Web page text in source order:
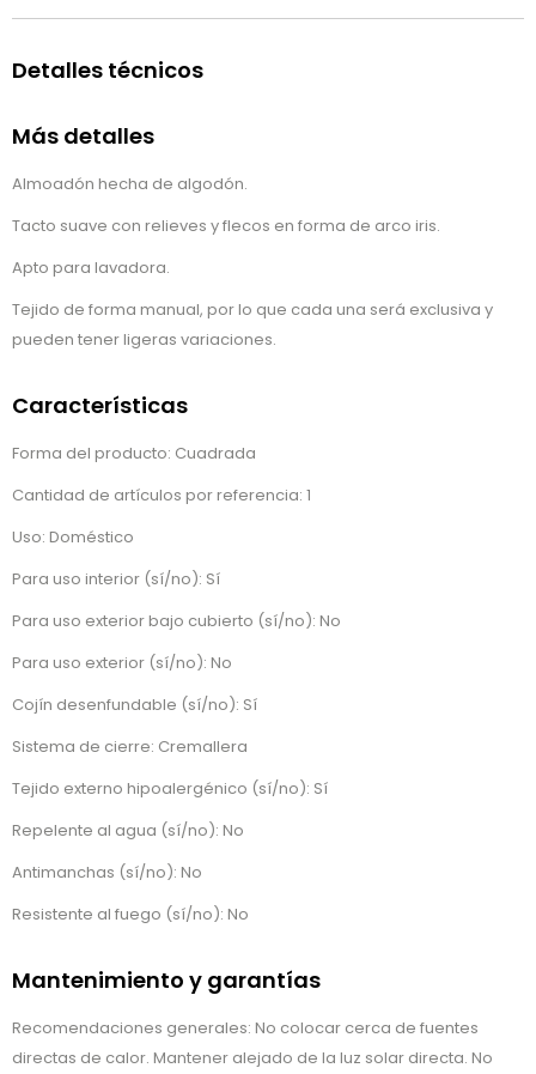
Detalles técnicos
Más detalles
Almoadón hecha de algodón.
Tacto suave con relieves y flecos en forma de arco iris.
Apto para lavadora.
Tejido de forma manual, por lo que cada una será exclusiva y
pueden tener ligeras variaciones.
Características
Forma del producto: Cuadrada
Cantidad de artículos por referencia: 1
Uso: Doméstico
Para uso interior (sí/no): Sí
Para uso exterior bajo cubierto (sí/no): No
Para uso exterior (sí/no): No
Cojín desenfundable (sí/no): Sí
Sistema de cierre: Cremallera
Tejido externo hipoalergénico (sí/no): Sí
Repelente al agua (sí/no): No
Antimanchas (sí/no): No
Resistente al fuego (sí/no): No
Mantenimiento y garantías
Recomendaciones generales: No colocar cerca de fuentes
directas de calor. Mantener alejado de la luz solar directa. No